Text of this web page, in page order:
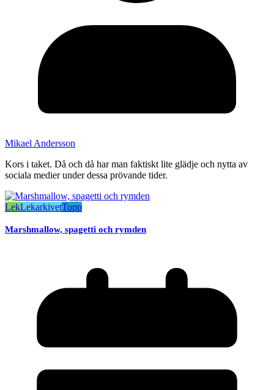
Mikael Andersson
Kors i taket. Då och då har man faktiskt lite glädje och nytta av
sociala medier under dessa prövande tider.
LekLekarkivetTopp
Marshmallow, spagetti och rymden